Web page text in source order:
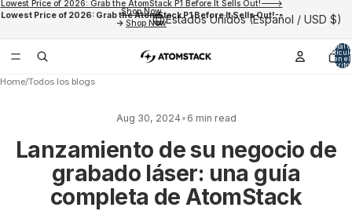
Lowest Price of 2026: Grab the AtomStack P1 Before It Sells Out!--
-> Shop Now
Lowest Price of 2026: Grab the AtomStack P1 Before It Sells Out!--->
Shop Now
Estados Unidos (Español / USD $)
Total
en el
Home/Todos los blogs
Aug 30, 2024• 6 min read
Lanzamiento de su negocio de
grabado láser: una guía
completa de AtomStack